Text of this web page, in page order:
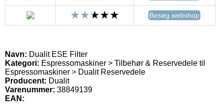
Besøg webshop
Navn: Dualit ESE Filter
Kategori: Espressomaskiner > Tilbehør & Reservedele til
Espressomaskiner > Dualit Reservedele
Producent: Dualit
Varenummer: 38849139
EAN: